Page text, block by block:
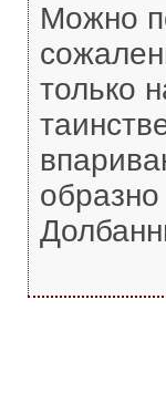
Можно
только